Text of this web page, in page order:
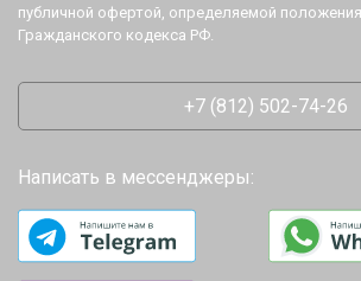
публичной офертой, определяемой
Гражданского кодекса РФ.
+7 (812) 502-74-26
Написать в мессенджеры: